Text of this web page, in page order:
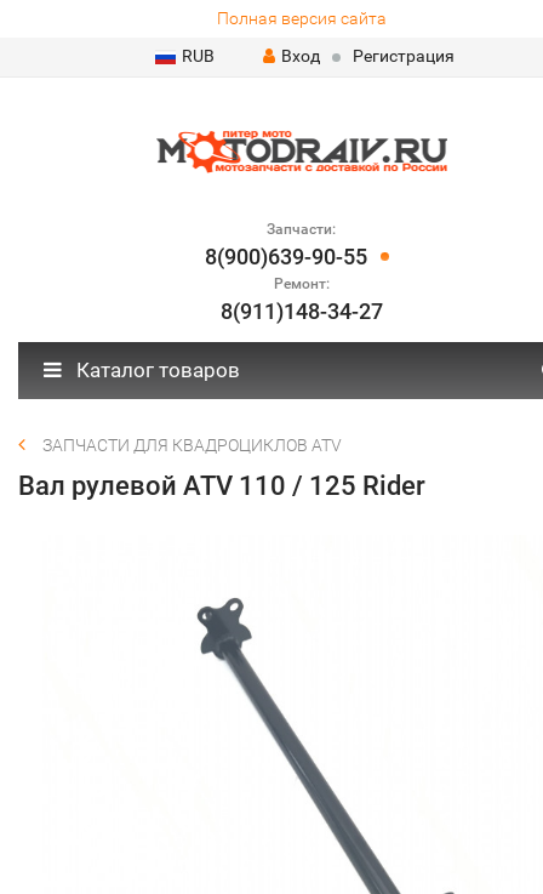
Полная версия сайта
RUB
Вход Регистрация
Запчасти:
8(900)639-90-55
Ремонт:
8(911)148-34-27
Каталог товаров
ЗАПЧАСТИ ДЛЯ КВАДРОЦИКЛОВ ATV
Вал рулевой ATV 110 / 125 Rider